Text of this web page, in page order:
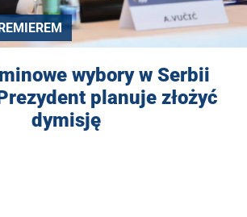
wybory w Serbii
planuje złożyć
dymisję